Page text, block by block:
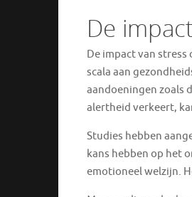
De
De impact van
scala aan
aandoeningen zoals
alertheid verkeert,
Studies hebben
kans hebben op het
emotioneel welzijn.